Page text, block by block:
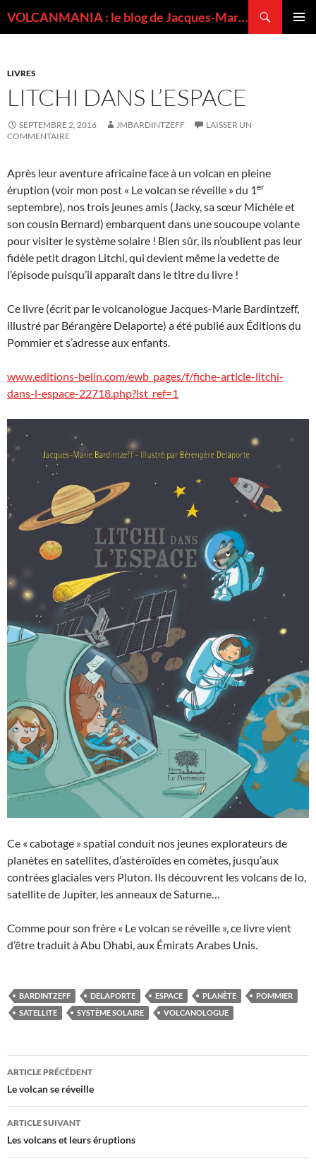
VOLCANMANIA : le blog de Jacques-Marie BARDINTZEFF, volcanologue
LIVRES
LITCHI DANS L’ESPACE
SEPTEMBRE 2, 2016 JMBARDINTZEFF
LAISSER UN
COMMENTAIRE
Après leur aventure africaine face à un volcan en pleine
éruption (voir mon post « Le volcan se réveille » du 1er
septembre), nos trois jeunes amis (Jacky, sa sœur Michèle et
son cousin Bernard) embarquent dans une soucoupe volante
pour visiter le système solaire ! Bien sûr, ils n’oublient pas leur
fidèle petit dragon Litchi, qui devient même la vedette de
l’épisode puisqu’il apparaît dans le titre du livre !
Ce livre (écrit par le volcanologue Jacques-Marie Bardintzeff,
illustré par Bérangère Delaporte) a été publié aux Éditions du
Pommier et s’adresse aux enfants.
www.editions-belin.com/ewb_pages/f/fiche-article-litchi-
dans-l-espace-22718.php?lst_ref=1
Ce « cabotage » spatial conduit nos jeunes explorateurs de
planètes en satellites, d’astéroïdes en comètes, jusqu’aux
contrées glaciales vers Pluton. Ils découvrent les volcans de Io,
satellite de Jupiter, les anneaux de Saturne…
Comme pour son frère « Le volcan se réveille », ce livre vient
d’être traduit à Abu Dhabi, aux Émirats Arabes Unis.
BARDINTZEFF DELAPORTE ESPACE PLANÈTE
POMMIER
SATELLITE
SYSTÈME SOLAIRE VOLCANOLOGUE
Navigation
des
articles
ARTICLE PRÉCÉDENT
Le volcan se réveille
ARTICLE SUIVANT
Les volcans et leurs éruptions